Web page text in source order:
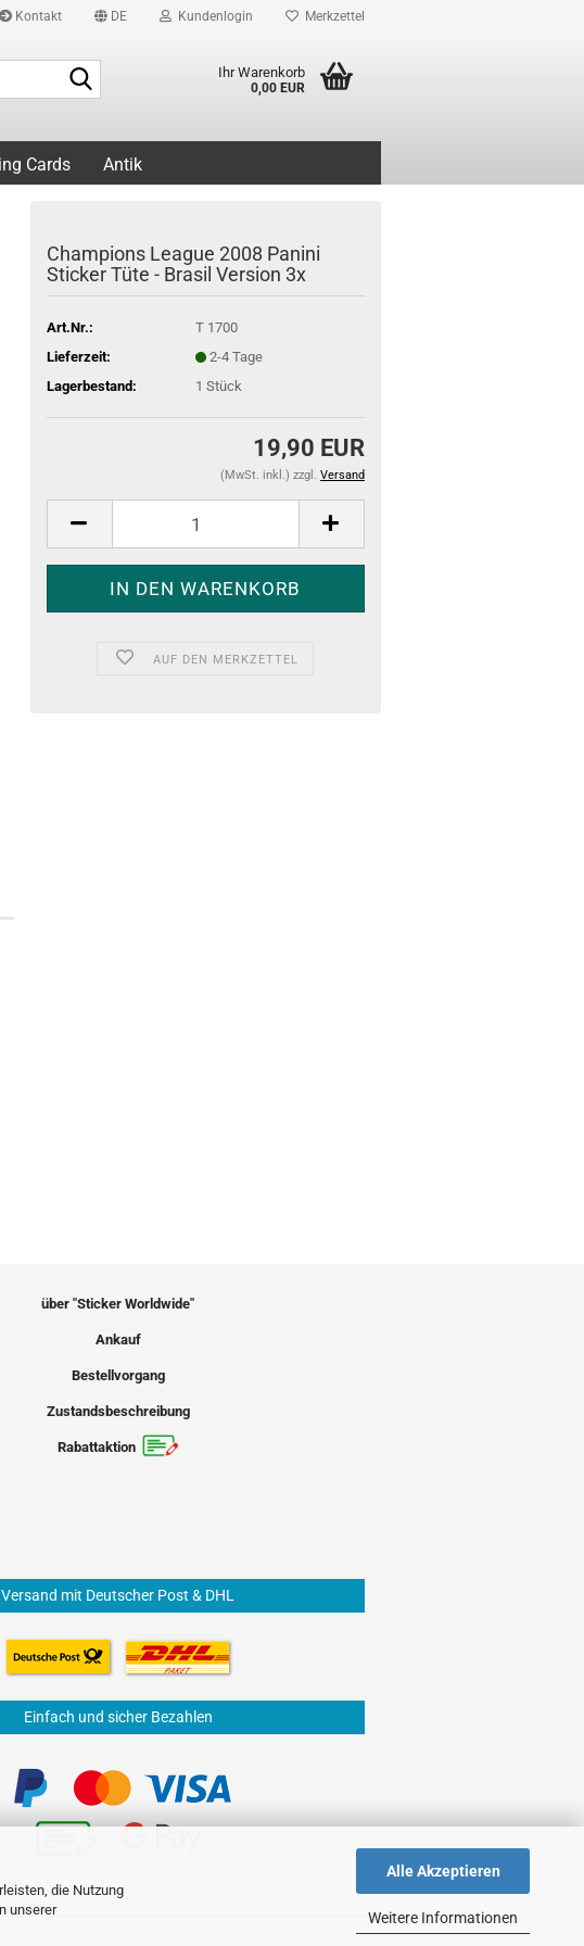
die Nutzung
unserer
Alle Akzeptieren
Weitere Informationen
Kontakt DE Kundenlogin Merkzettel
Ihr Warenkorb
0,00 EUR
Cards Antik
Champions League 2008 Panini
Sticker Tüte - Brasil Version 3x
Art.Nr.:
T 1700
Lieferzeit:
2-4 Tage
Lagerbestand:
1 Stück
19,90 EUR
(MwSt. inkl.) zzgl. Versand
AUF DEN MERKZETTEL
über "Sticker Worldwide"
Ankauf
Bestellvorgang
Zustandsbeschreibung
Rabattaktion
Versand mit Deutscher Post & DHL
Einfach und sicher Bezahlen